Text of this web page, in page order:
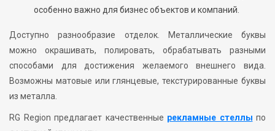
особенно важно для бизнес объектов и компаний.
Доступно разнообразие отделок. Металлические буквы
можно окрашивать, полировать, обрабатывать разными
способами для достижения желаемого внешнего вида.
Возможны матовые или глянцевые, текстурированные буквы
из металла.
RG Region предлагает качественные рекламные стеллы по